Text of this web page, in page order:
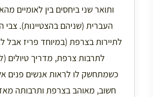
ותואר שני ביחסים בין לאומיים
העברית (שניהם בהצטיינות). צבי
לתיירות בצרפת (במיוחד פריז אבל
לתרבות צרפת, מדריך טיולים
כשמתחשק לו לראות אנשים פנים
חשוב, מאוהב בצרפת ותרבותה